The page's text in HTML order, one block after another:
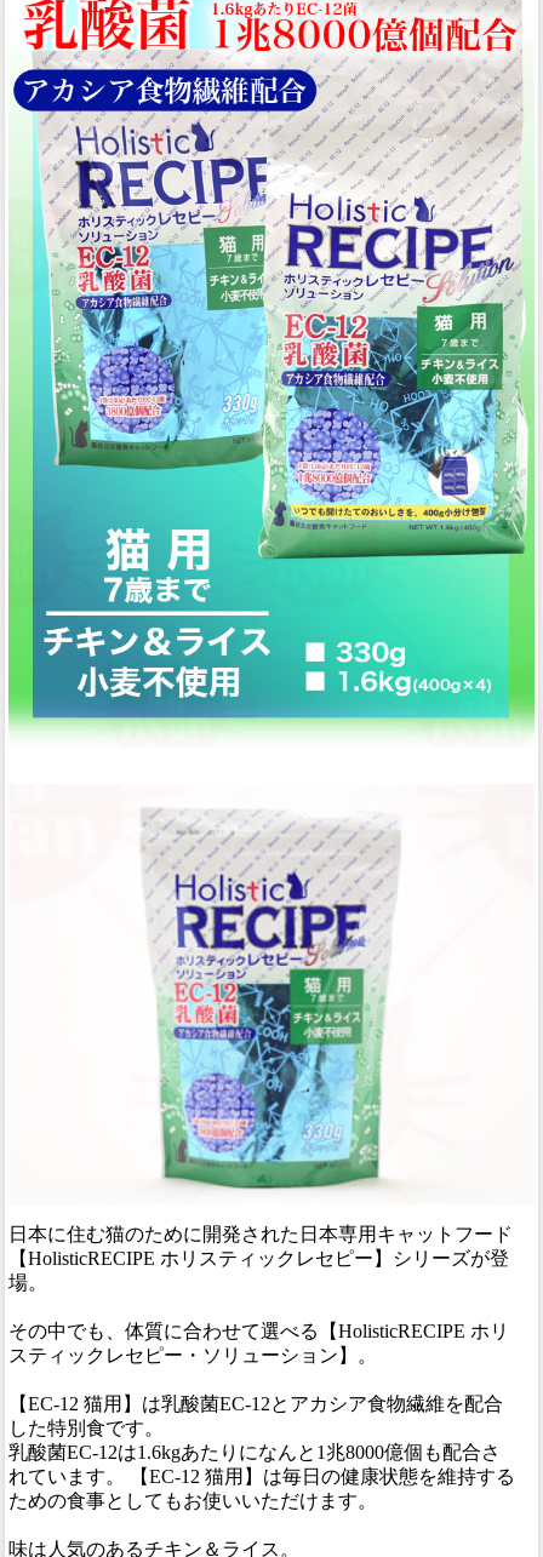
日本に住む猫のために開発された日本専用キャットフード
【HolisticRECIPE ホリスティックレセピー】シリーズが登
場。
その中でも、体質に合わせて選べる【HolisticRECIPE ホリ
スティックレセピー・ソリューション】。
【EC-12 猫用】は乳酸菌EC-12とアカシア食物繊維を配合
した特別食です。
乳酸菌EC-12は1.6kgあたりになんと1兆8000億個も配合さ
れています。 【EC-12 猫用】は毎日の健康状態を維持する
ための食事としてもお使いいただけます。
味は人気のあるチキン＆ライス。